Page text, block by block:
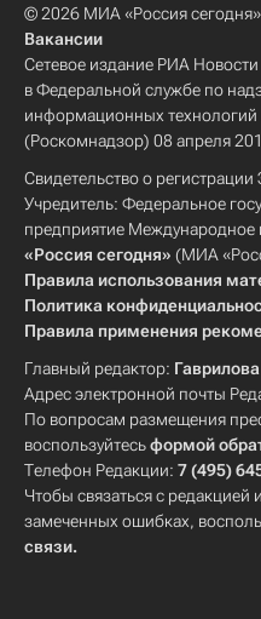
© 2026 МИА «Россия сегодня»
Вакансии
Сетевое издание РИА
в Федеральной службе по
информационных
(Роскомнадзор) 08 апреля
Свидетельство о
Учредитель: Федеральное
предприятие Международное
«Россия сегодня» (МИА
Правила использования
Политика
Правила применения
Главный редактор:
Адрес электронной почты
По вопросам размещения
воспользуйтесьформой
Телефон Редакции: 7 (495)
Чтобы связаться с редакцией
замеченных ошибках,
связи.